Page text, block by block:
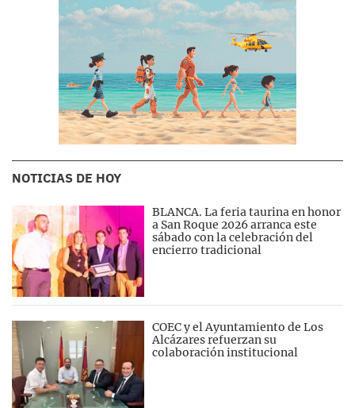
NOTICIAS DE HOY
BLANCA. La feria taurina en honor
a San Roque 2026 arranca este
sábado con la celebración del
encierro tradicional
COEC y el Ayuntamiento de Los
Alcázares refuerzan su
colaboración institucional